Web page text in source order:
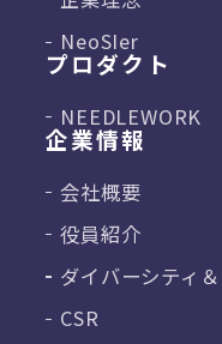
NeoSIer
プロダクト
NEEDLEWORK
企業情報
会社概要
役員紹介
ダイバーシティ＆
CSR